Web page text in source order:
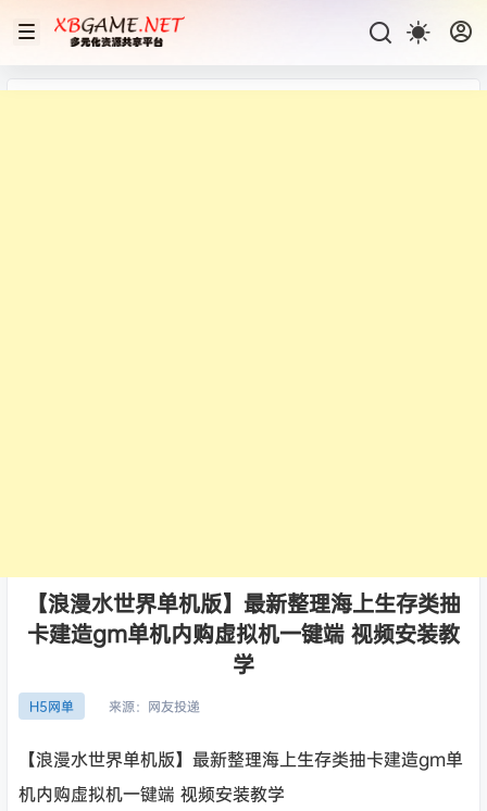
【浪漫水世界单机版】最新整理海上生存类抽
卡建造gm单机内购虚拟机一键端 视频安装教
学
H5网单 来源： 网友投递
【浪漫水世界单机版】最新整理海上生存类抽卡建造gm单
机内购虚拟机一键端 视频安装教学